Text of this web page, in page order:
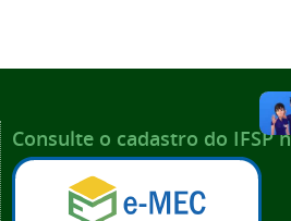
Consulte o cadastro do IFSP